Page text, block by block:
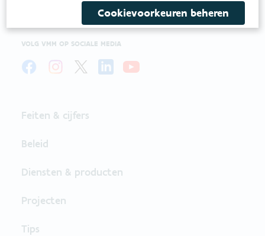
een duurzaam lucht-, water- en klimaatbeleid.
VOLG VMM OP SOCIALE MEDIA
Feiten & cijfers
Beleid
Diensten & producten
Projecten
Tips
Cookievoorkeuren beheren